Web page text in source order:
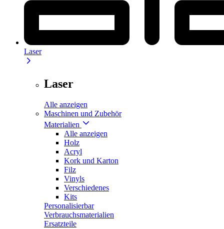
Laser
Laser
Alle anzeigen
Maschinen und Zubehör
Materialien
Alle anzeigen
Holz
Acryl
Kork und Karton
Filz
Vinyls
Verschiedenes
Kits
Personalisierbar
Verbrauchsmaterialien
Ersatzteile